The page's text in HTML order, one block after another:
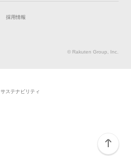
キャンペーン一覧
新車購入
自動車保険
採用情報
© Rakuten Group, Inc.
サステナビリティ